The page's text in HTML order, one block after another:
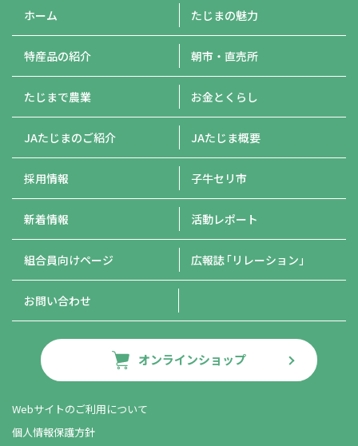
ホーム たじまの魅力
特産品の紹介 朝市・直売所
たじまで農業 お金とくらし
JAたじまのご紹介 JAたじま概要
採用情報 子牛セリ市
新着情報 活動レポート
組合員向けページ 広報誌「リレーション」
お問い合わせ
オンラインショップ
Webサイトのご利用について
個人情報保護方針